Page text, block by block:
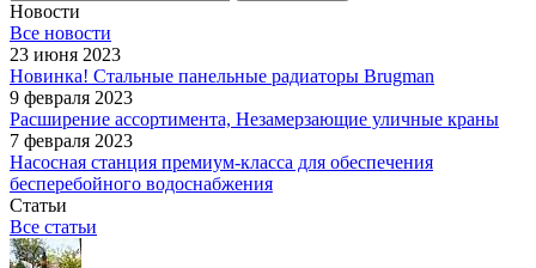
Новости
Все новости
23 июня 2023
Новинка! Стальные панельные радиаторы Brugman
9 февраля 2023
Расширение ассортимента, Незамерзающие уличные краны
7 февраля 2023
Насосная станция премиум-класса для обеспечения
бесперебойного водоснабжения
Статьи
Все статьи